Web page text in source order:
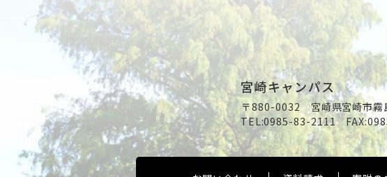
宮崎キャンパス
〒880-0032 宮崎県宮崎市霧
TEL:0985-83-2111